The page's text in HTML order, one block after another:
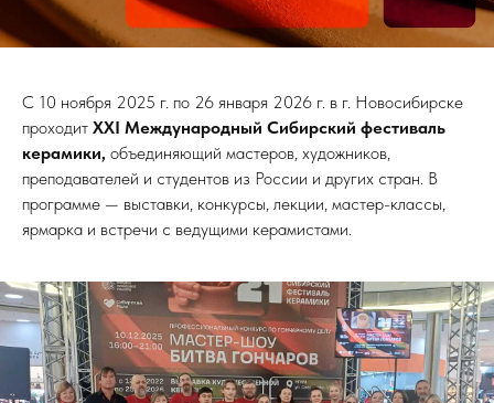
С 10 ноября 2025 г. по 26 января 2026 г. в г. Новосибирске
проходит XXI Международный Сибирский фестиваль
керамики, объединяющий мастеров, художников,
преподавателей и студентов из России и других стран. В
программе — выставки, конкурсы, лекции, мастер-классы,
ярмарка и встречи с ведущими керамистами.